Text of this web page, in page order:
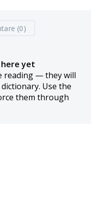
(0)
yet
reading — they will
Use the
them through